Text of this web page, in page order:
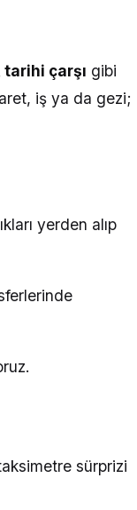
tarihi çarşı gibi
iş ya da gezi;
yerden alıp
sürprizi